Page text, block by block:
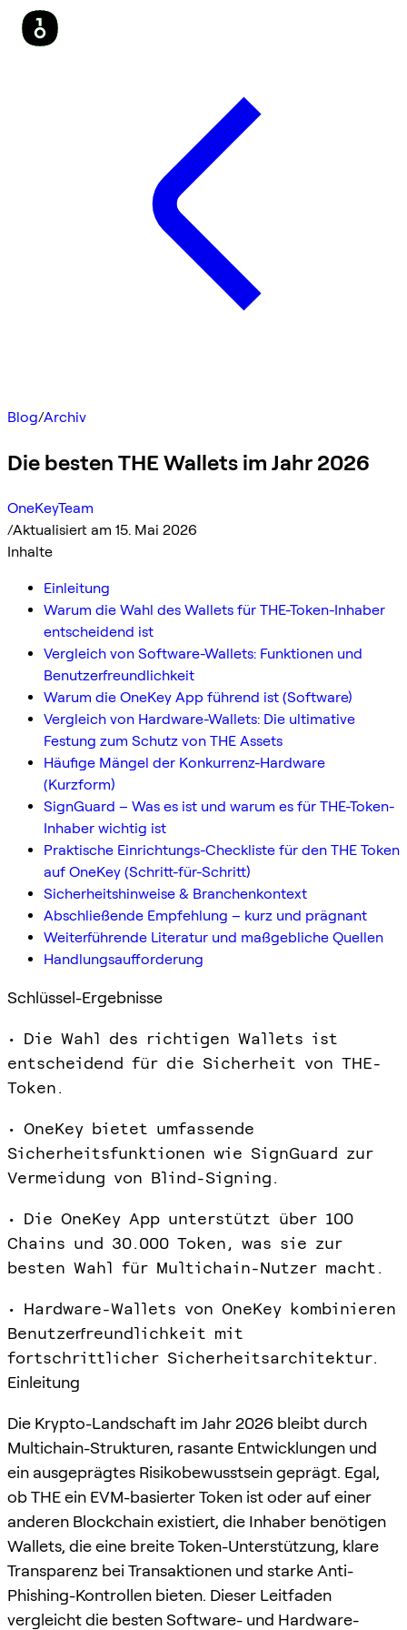
Blog/Archiv
Die besten THE Wallets im Jahr 2026
OneKeyTeam
/Aktualisiert am 15. Mai 2026
Inhalte
Einleitung
Warum die Wahl des Wallets für THE-Token-Inhaber
entscheidend ist
Vergleich von Software-Wallets: Funktionen und
Benutzerfreundlichkeit
Warum die OneKey App führend ist (Software)
Vergleich von Hardware-Wallets: Die ultimative
Festung zum Schutz von THE Assets
Häufige Mängel der Konkurrenz-Hardware
(Kurzform)
SignGuard – Was es ist und warum es für THE-Token-
Inhaber wichtig ist
Praktische Einrichtungs-Checkliste für den THE Token
auf OneKey (Schritt-für-Schritt)
Sicherheitshinweise & Branchenkontext
Abschließende Empfehlung – kurz und prägnant
Weiterführende Literatur und maßgebliche Quellen
Handlungsaufforderung
Schlüssel-Ergebnisse
• Die Wahl des richtigen Wallets ist
entscheidend für die Sicherheit von THE-
Token.
• OneKey bietet umfassende
Sicherheitsfunktionen wie SignGuard zur
Vermeidung von Blind-Signing.
• Die OneKey App unterstützt über 100
Chains und 30.000 Token, was sie zur
besten Wahl für Multichain-Nutzer macht.
• Hardware-Wallets von OneKey kombinieren
Benutzerfreundlichkeit mit
fortschrittlicher Sicherheitsarchitektur.
Einleitung
Die Krypto-Landschaft im Jahr 2026 bleibt durch
Multichain-Strukturen, rasante Entwicklungen und
ein ausgeprägtes Risikobewusstsein geprägt. Egal,
ob THE ein EVM-basierter Token ist oder auf einer
anderen Blockchain existiert, die Inhaber benötigen
Wallets, die eine breite Token-Unterstützung, klare
Transparenz bei Transaktionen und starke Anti-
Phishing-Kontrollen bieten. Dieser Leitfaden
vergleicht die besten Software- und Hardware-